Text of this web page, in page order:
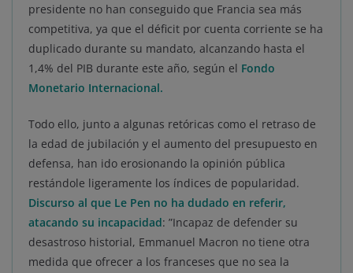
presidente no han conseguido que Francia sea más
competitiva, ya que el déficit por cuenta corriente se ha
duplicado durante su mandato, alcanzando hasta el
1,4% del PIB durante este año, según el Fondo
Monetario Internacional.
Todo ello, junto a algunas retóricas como el retraso de
la edad de jubilación y el aumento del presupuesto en
defensa, han ido erosionando la opinión pública
restándole ligeramente los índices de popularidad.
Discurso al que Le Pen no ha dudado en referir,
atacando su incapacidad: ”Incapaz de defender su
desastroso historial, Emmanuel Macron no tiene otra
medida que ofrecer a los franceses que no sea la